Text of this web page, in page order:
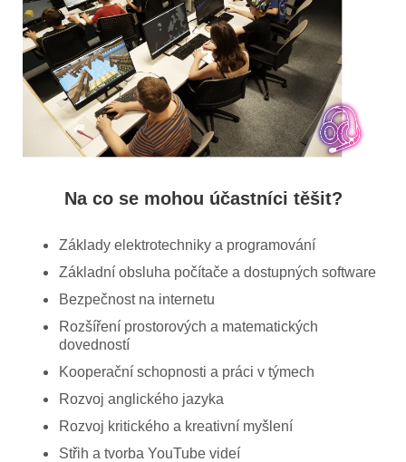
Na co se mohou účastníci těšit?
Základy elektrotechniky a programování
Základní obsluha počítače a dostupných software
Bezpečnost na internetu
Rozšíření prostorových a matematických
dovedností
Kooperační schopnosti a práci v týmech
Rozvoj anglického jazyka
Rozvoj kritického a kreativní myšlení
Střih a tvorba YouTube videí